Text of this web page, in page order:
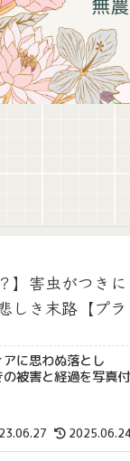
】害虫がつきに
しき末路【プラ
に思わぬ落とし
被害と経過を写真付